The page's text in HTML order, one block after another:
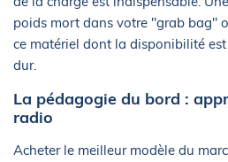
poids mort dans votre "grab bag"
ce matériel dont la disponibilité
dur.
La pédagogie du bord :
radio
Acheter le meilleur modèle du